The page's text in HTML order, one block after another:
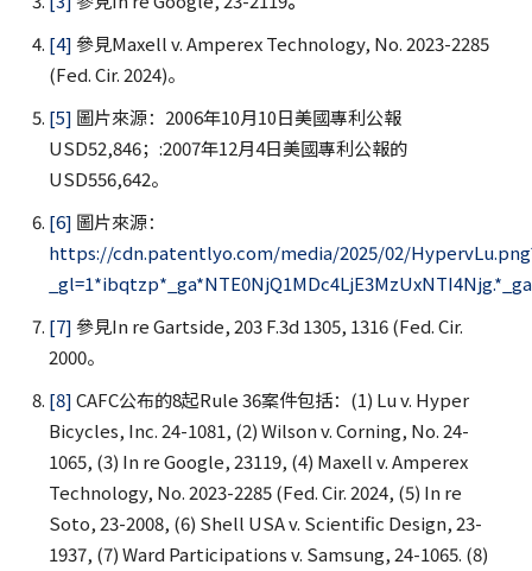
[4]參見Maxell v. Amperex Technology, No. 2023-2285
(Fed. Cir. 2024)。
[5] 圖片來源：2006年10月10日美國專利公報
USD52,846；:2007年12月4日美國專利公報的
USD556,642。
[6] 圖片來源：
https://cdn.patentlyo.com/media/2025/02/
[7]參見In re Gartside, 203 F.3d 1305, 1316 (Fed. Cir.
2000。
[8]CAFC公布的8起Rule 36案件包括：(1) Lu v. Hyper
Bicycles, Inc. 24-1081, (2) Wilson v. Corning, No. 24-
1065, (3) In re Google, 23119, (4) Maxell v. Amperex
Technology, No. 2023-2285 (Fed. Cir. 2024, (5) In re
Soto, 23-2008, (6) Shell USA v. Scientific Design, 23-
1937, (7) Ward Participations v. Samsung, 24-1065. (8)